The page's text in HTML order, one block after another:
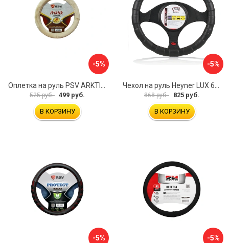
-5%
525 руб. 499 руб.
В КОРЗИНУ
-5%
868 руб. 825 руб.
В КОРЗИНУ
-5% -5%